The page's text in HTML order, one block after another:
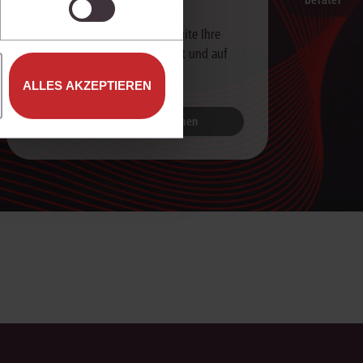
ALLES AKZEPTIEREN
Erfahren Sie, wie die juris KI-Suite Ihre
Arbeit unterstützt – live erklärt und auf
Jetzt Live-Demo buchen